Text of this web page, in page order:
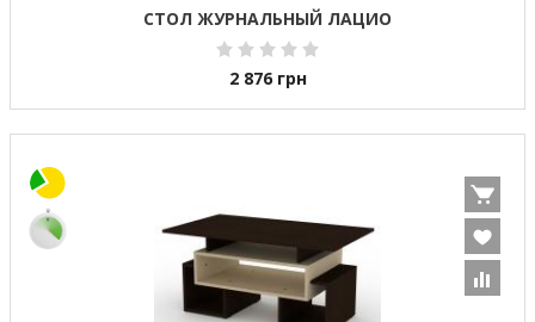
СТОЛ ЖУРНАЛЬНЫЙ ЛАЦИО
2 876 грн